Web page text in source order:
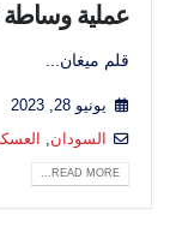
عملية
قلم ميغان...
يونيو 28, 2023
السودان
READ MORE...